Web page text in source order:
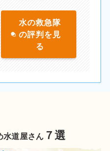
水の救急隊
の評判を見
る
水道屋さん ７選